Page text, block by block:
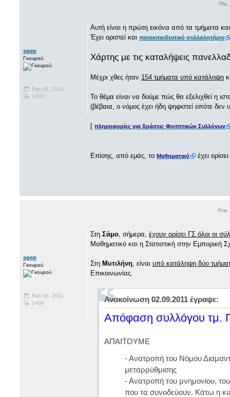
sgep
Γκουρού
Feb 06, 2011
1400
Αυτή είναι η πρώτη εικόνα από τα τμήματα
Έχει οριστεί και πανεκπαιδευτικό συλλαλητήριο
Χάρτης με τις καταλήψεις
Μέχρι χθες ήταν 154 τμήματα υπό κατάληψη
Το θέμα είναι να δούμε πώς θα εξελιχθεί η
(βέβαια, ο νόμος έχει ήδη ψηφιστεί οπότε δεν
[ πληροφορίες για δράσεις Φοιτητικών Συλλόγων
Επίσης, από εμάς, το Μαθηματικό έχει ορίσει
sgep
Γκουρού
Feb 06, 2011
1400
Στη Σάμο , σήμερα, έχουν ορίσει ΓΣ όλοι οι
Μαθηματικό και η Στατιστική στην Εμπορική
Στη Μυτιλήνη , είναι υπό κατάληψη δύο
Επικοινωνίας.
Ανακοίνωση 02.09.2011 έγραψε:
Απόφαση συλλόγου τμ.
ΑΠΑΙΤΟΥΜΕ
- Ανατροπή του Νόμου
μεταρρύθμισης
- Ανατροπή του μνημονίου,
που τα συνοδεύουν. Κάτω η